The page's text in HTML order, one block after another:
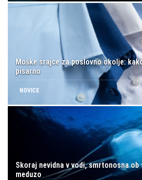
Moške srajce za poslovno okolje:
pisarno
NOVICE
Skoraj nevidna v vodi, smrtonosna
meduzo